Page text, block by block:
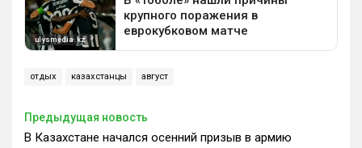
отдых казахстанцы август
Предыдущая новость
В Казахстане начался осенний призыв в армию